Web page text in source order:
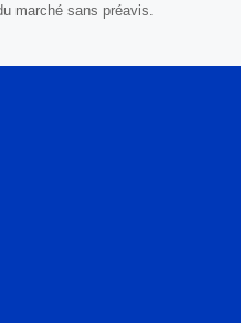
marché sans préavis.